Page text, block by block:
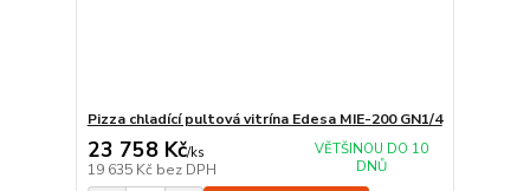
Pizza chladící pultová vitrína Edesa MIE-200 GN1/4
23 758 Kč/ks
19 635 Kč bez DPH
VĚTŠINOU DO 10
DNŮ